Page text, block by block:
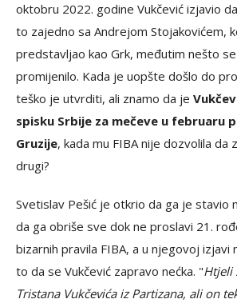
oktobru 2022. godine Vukčević izjavio
to zajedno sa Andrejom Stojakovićem,
predstavljao kao Grk, međutim nešto
promijenilo. Kada je uopšte došlo do
teško je utvrditi, ali znamo da je
spisku Srbije za mečeve u februaru
Gruzije, kada mu FIBA nije dozvolila da
drugi?
Svetislav Pešić je otkrio da ga je stavio
da ga obriše sve dok ne proslavi 21.
bizarnih pravila FIBA, a u njegovoj izjavi
to da se Vukčević zapravo nećka. "Htjeli
Tristana Vukčevića iz Partizana, ali on